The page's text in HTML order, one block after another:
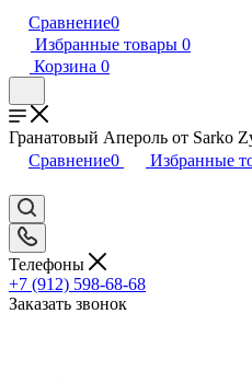
Сравнение0
Избранные товары 0
Корзина 0
Гранатовый Апероль от Sarko
Сравнение0 Избранные
Телефоны
+7 (912) 598-68-68
Заказать звонок